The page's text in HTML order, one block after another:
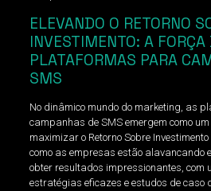
ELEVANDO O RETORNO
INVESTIMENTO: A FORÇA
PLATAFORMAS PARA
SMS
No dinâmico mundo do marketing, as
campanhas de SMS emergem como
maximizar o Retorno Sobre
como as empresas estão
obter resultados impressionantes, com
estratégias eficazes e estudos de caso